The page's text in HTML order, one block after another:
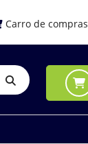
Carro de compras